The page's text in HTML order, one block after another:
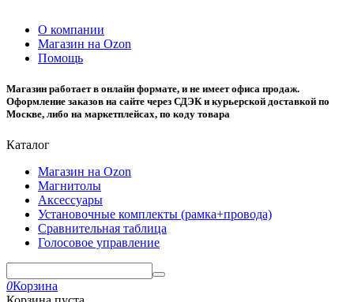
О компании
Магазин на Ozon
Помощь
Магазин работает в онлайн формате, и не имеет офиса продаж.
Оформление заказов на сайте через СДЭК и курьерской доставкой по
Москве, либо на маркетплейсах, по коду товара
Каталог
Магазин на Ozon
Магнитолы
Аксессуары
Установочные комплекты (рамка+провода)
Сравнительная таблица
Голосовое управление
0Корзина